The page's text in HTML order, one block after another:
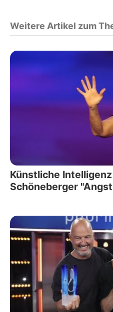
Weitere Artikel zum
Künstliche
Schöneberger